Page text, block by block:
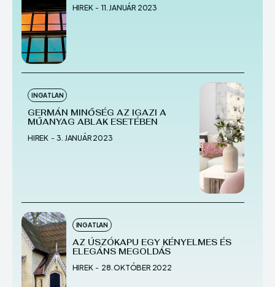
HIREK - 11. JANUÁR 2023
INGATLAN
GERMÁN MINŐSÉG AZ IGAZI A
MŰANYAG ABLAK ESETÉBEN
HIREK - 3. JANUÁR 2023
INGATLAN
AZ ÚSZÓKAPU EGY KÉNYELMES ÉS
ELEGÁNS MEGOLDÁS
HIREK - 28. OKTÓBER 2022